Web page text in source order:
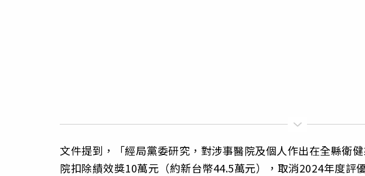
文件提到，「經局黨委研究，對涉事醫院及個人作出在全縣衛
院扣除績效獎10萬元（約新台幣44.5萬元），取消2024年度評